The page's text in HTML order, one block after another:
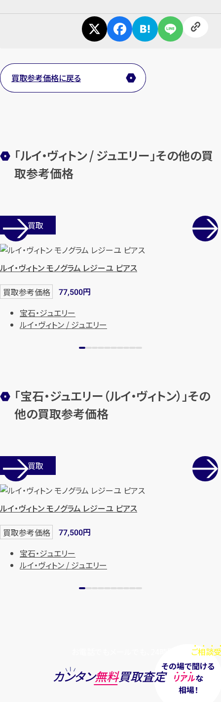
【総合受付】24時間・年中無休(年末年始除く)
メールで無料相談する
買取参考価格に戻る
「ルイ・ヴィトン / ジュエリー」その他の買
取参考価格
店舗買取
ルイ・ヴィトン モノグラム レジーユ ピアス
買取参考価格 77,500円
宝石・ジュエリー
ルイ・ヴィトン / ジュエリー
「宝石・ジュエリー（ルイ・ヴィトン）」その
他の買取参考価格
店舗買取
ルイ・ヴィトン モノグラム レジーユ ピアス
買取参考価格 77,500円
宝石・ジュエリー
ルイ・ヴィトン / ジュエリー
ご相談
その場で聞ける
リアルな
相場！
カンタン無料買取査定